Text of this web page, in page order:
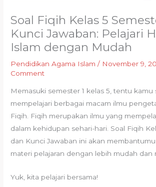
Soal Fiqih Kelas 5
Kunci Jawaban: Pelajari
Islam dengan Mudah
Pendidikan Agama Islam / November 9,
Comment
Memasuki semester 1 kelas 5, tentu kamu
mempelajari berbagai macam ilmu
Fiqih. Fiqih merupakan ilmu yang
dalam kehidupan sehari-hari. Soal Fiqih
dan Kunci Jawaban ini akan
materi pelajaran dengan lebih mudah dan
Yuk, kita pelajari bersama!